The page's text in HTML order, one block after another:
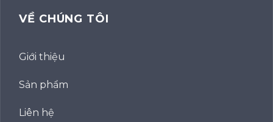
VỀ CHÚNG TÔI
Giới thiệu
Sản phẩm
Liên hệ